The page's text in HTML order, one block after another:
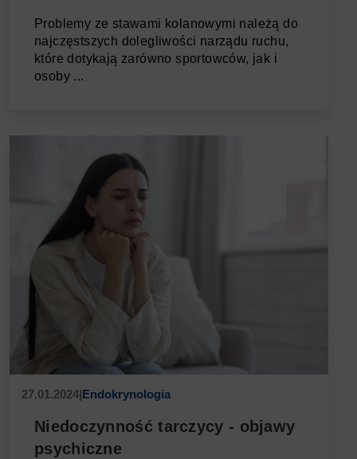
Problemy ze stawami kolanowymi należą do
najczęstszych dolegliwości narządu ruchu,
które dotykają zarówno sportowców, jak i
osoby ...
27.01.2024|Endokrynologia
Niedoczynność tarczycy - objawy
psychiczne